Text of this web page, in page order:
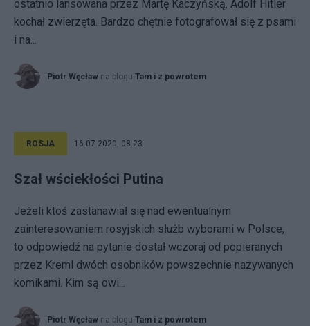
ostatnio lansowana przez Martę Kaczyńską. Adolf Hitler
kochał zwierzęta. Bardzo chętnie fotografował się z psami
i na...
Piotr Węcław na blogu Tam i z powrotem
ROSJA 16.07.2020, 08:23
Szał wściekłości Putina
Jeżeli ktoś zastanawiał się nad ewentualnym
zainteresowaniem rosyjskich służb wyborami w Polsce,
to odpowiedź na pytanie dostał wczoraj od popieranych
przez Kreml dwóch osobników powszechnie nazywanych
komikami. Kim są owi...
Piotr Węcław na blogu Tam i z powrotem